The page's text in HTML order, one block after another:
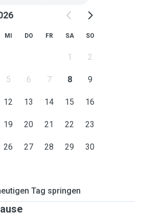
MI DO FR SA SO
1 2
5 6 7 8 9
12 13 14 15 16
19 20 21 22 23
26 27 28 29 30
Tag springen